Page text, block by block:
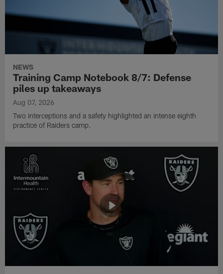
NEWS
Training Camp Notebook 8/7: Defense
piles up takeaways
Aug 07, 2026
Two interceptions and a safety highlighted an intense eighth
practice of Raiders camp.